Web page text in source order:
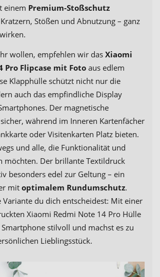
einem Premium-Stoßschutz
Stößen und Abnutzung – ganz
wollen, empfehlen wir das Xiaomi
Pro Flipcase mit Foto aus edlem
Klapphülle schützt nicht nur die
auch das empfindliche Display
Der magnetische
während im Inneren Kartenfächer
oder Visitenkarten Platz bieten.
und alle, die Funktionalität und
möchten. Der brillante Textildruck
besonders edel zur Geltung – ein
mit optimalem Rundumschutz.
Variante du dich entscheidest: Mit einer
Xiaomi Redmi Note 14 Pro Hülle
stilvoll und machst es zu
Lieblingsstück.